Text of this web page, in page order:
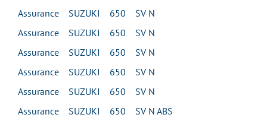
Assurance SUZUKI 650 SV N
Assurance SUZUKI 650 SV N
Assurance SUZUKI 650 SV N
Assurance SUZUKI 650 SV N
Assurance SUZUKI 650 SV N
Assurance SUZUKI 650 SV N ABS